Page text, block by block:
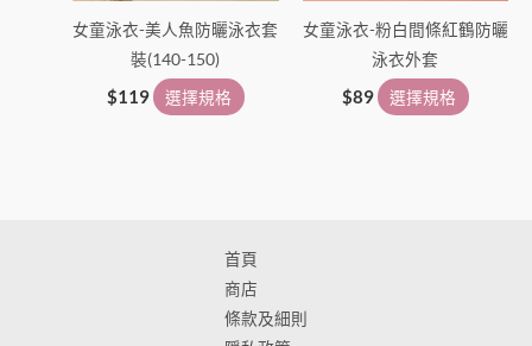
女童泳衣-美人魚防曬泳衣套
裝(140-150)
$119 選擇規格
在
產
頁
女童泳衣-粉白間條紅鶴防曬
泳衣外套
$89 選擇規格
在
產
頁
首頁
商店
條款及細則